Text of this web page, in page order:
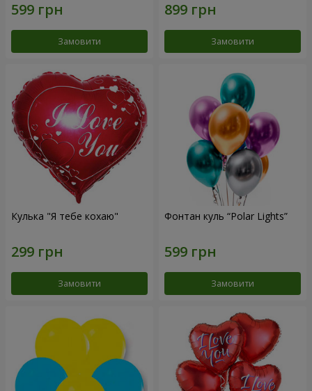
Замовити Замовити
Кулька "Я тебе кохаю"
Замовити
Фонтан куль “Polar Lights”
Замовити